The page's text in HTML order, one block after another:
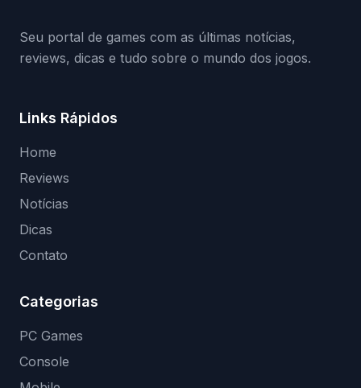
Seu portal de games com as últimas notícias,
reviews, dicas e tudo sobre o mundo dos jogos.
Links Rápidos
Home
Reviews
Notícias
Dicas
Contato
Categorias
PC Games
Console